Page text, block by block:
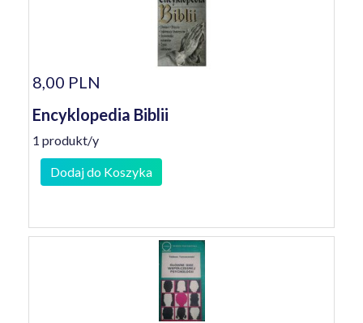
8,00 PLN
Encyklopedia Biblii
1 produkt/y
Dodaj do Koszyka